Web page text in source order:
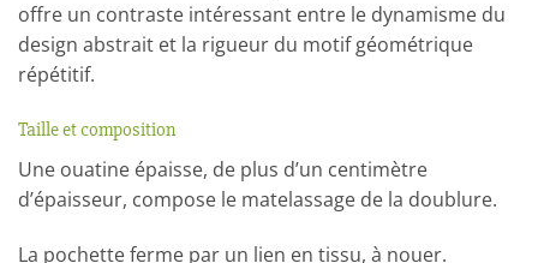
offre un contraste intéressant entre le dynamisme du
design abstrait et la rigueur du motif géométrique
répétitif.
Taille et composition
Une ouatine épaisse, de plus d’un centimètre
d’épaisseur, compose le matelassage de la doublure.
La pochette ferme par un lien en tissu, à nouer.